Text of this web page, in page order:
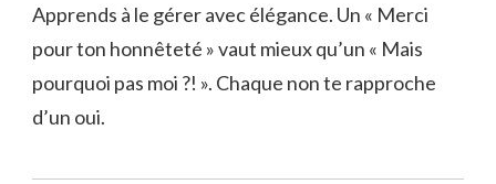
Apprends à le gérer avec élégance. Un « Merci
pour ton honnêteté » vaut mieux qu’un « Mais
pourquoi pas moi ?! ». Chaque non te rapproche
d’un oui.